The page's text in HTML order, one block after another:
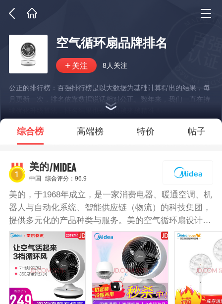
空气循环扇品牌排名
8人关注
公正的排行榜：百强排行榜是以大数据为基础计算得出的结果，每
月更新一次，排名依靠数据说话相对公正。数年来，我们一直在持
续优化升级算法，排名结果也会变得越来越精准！
*说明：仅展示部分数据
综合榜 高端榜 特价 帖子
美的/MIDEA
中国 综合评分：96.9
美的，于1968年成立，是一家消费电器、暖通空调、机
器人与自动化系统、智能供应链（物流）的科技集团，
提供多元化的产品种类与服务。美的空气循环扇设计小
巧精制，不占地，也可随意搬动，三档风速可随意调
节，具有定时、预约等贴心功能设置，简单而实用。使
用高品质电机，运行平稳，可靠耐用。